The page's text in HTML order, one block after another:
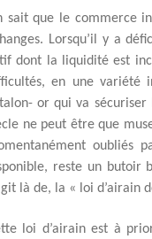
sait que le commerce
Lorsqu’il y a
dont la liquidité est
en une variété
or qui va
ne peut être que
oubliés
reste un butoir
là de, la « loi d’airain
loi d’airain est à